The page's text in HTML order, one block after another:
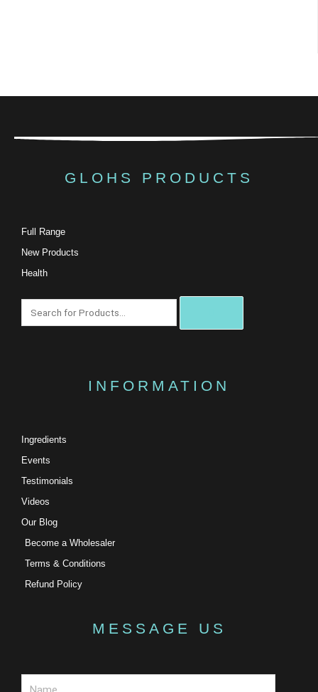
GLOHS PRODUCTS
Full Range
New Products
Health
INFORMATION
Ingredients
Events
Testimonials
Videos
Our Blog
Become a Wholesaler
Terms & Conditions
Refund Policy
MESSAGE US